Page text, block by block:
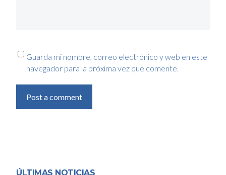
Guarda mi nombre, correo electrónico y web en este
navegador para la próxima vez que comente.
Post a comment
ÚLTIMAS NOTICIAS